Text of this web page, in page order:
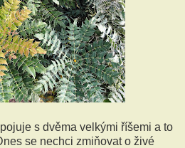
s dvěma velkými říšemi a to
se nechci zmiňovat o živé